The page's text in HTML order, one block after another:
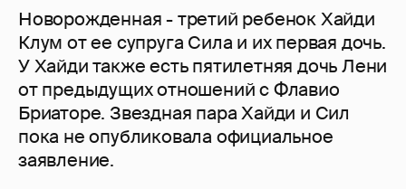
Новорожденная - третий ребенок Хайди
Клум от ее супруга Сила и их первая дочь.
У Хайди также есть пятилетняя дочь Лени
от предыдущих отношений с Флавио
Бриаторе. Звездная пара Хайди и Сил
пока не опубликовала официальное
заявление.